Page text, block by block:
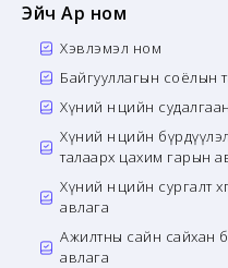
Эйч Ар ном
Хэвлэмэл ном
Байгууллагын соёлын
Хүний нөөцийн
Хүний нөөцийн
талаарх цахим гарын
Хүний нөөцийн сургалт
авлага
Ажилтны сайн сайхан
авлага